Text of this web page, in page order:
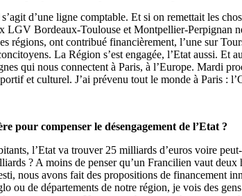
d’une ligne comptable. Et si on remettait les
Bordeaux-Toulouse et Montpellier-Perpignan
régions, ont contribué financièrement, l’une sur
La Région s’est engagée, l’Etat aussi. Et
qui nous connectent à Paris, à l’Europe. Mardi
et culturel. J’ai prévenu tout le monde à Paris :
pour compenser le désengagement de l’Etat ?
l’Etat va trouver 25 milliards d’euros voire
? A moins de penser qu’un Francilien vaut
nous avons fait des propositions de financement
ou de départements de notre région, je vois des